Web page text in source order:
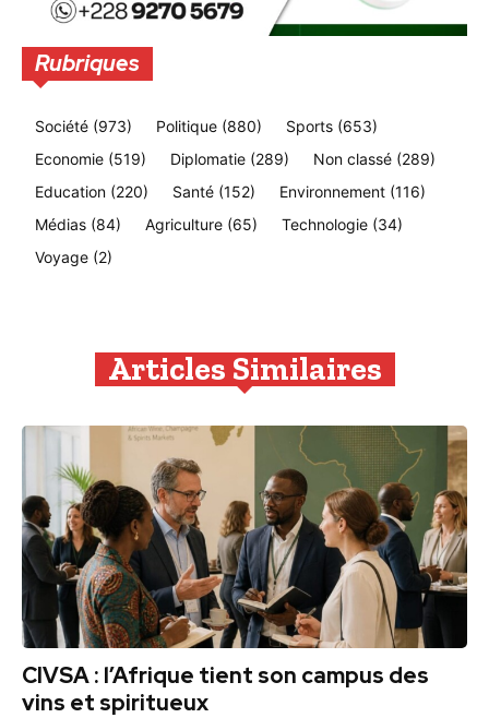
Rubriques
Société (973) Politique (880) Sports (653)
Economie (519) Diplomatie (289) Non classé (289)
Education (220) Santé (152) Environnement (116)
Médias (84) Agriculture (65) Technologie (34)
Voyage (2)
Articles Similaires
CIVSA : l’Afrique tient son campus des
vins et spiritueux